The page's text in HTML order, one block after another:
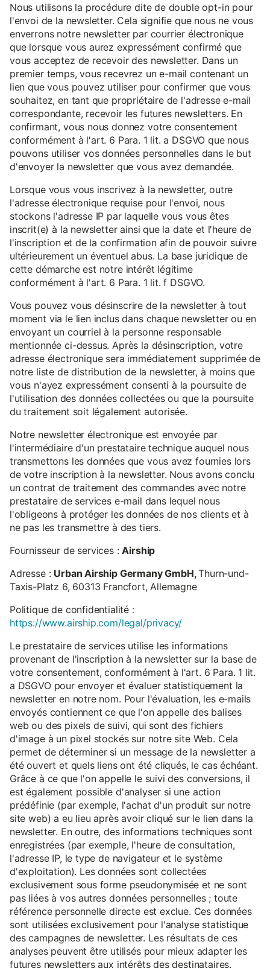
Nous utilisons la procédure dite de double opt-in pour
l'envoi de la newsletter. Cela signifie que nous ne vous
enverrons notre newsletter par courrier électronique
que lorsque vous aurez expressément confirmé que
vous acceptez de recevoir des newsletter. Dans un
premier temps, vous recevrez un e-mail contenant un
lien que vous pouvez utiliser pour confirmer que vous
souhaitez, en tant que propriétaire de l'adresse e-mail
correspondante, recevoir les futures newsletters. En
confirmant, vous nous donnez votre consentement
conformément à l'art. 6 Para. 1 lit. a DSGVO que nous
pouvons utiliser vos données personnelles dans le but
d'envoyer la newsletter que vous avez demandée.
Lorsque vous vous inscrivez à la newsletter, outre
l'adresse électronique requise pour l'envoi, nous
stockons l'adresse IP par laquelle vous vous êtes
inscrit(e) à la newsletter ainsi que la date et l'heure de
l'inscription et de la confirmation afin de pouvoir suivre
ultérieurement un éventuel abus. La base juridique de
cette démarche est notre intérêt légitime
conformément à l'art. 6 Para. 1 lit. f DSGVO.
Vous pouvez vous désinscrire de la newsletter à tout
moment via le lien inclus dans chaque newsletter ou en
envoyant un courriel à la personne responsable
mentionnée ci-dessus. Après la désinscription, votre
adresse électronique sera immédiatement supprimée de
notre liste de distribution de la newsletter, à moins que
vous n'ayez expressément consenti à la poursuite de
l'utilisation des données collectées ou que la poursuite
du traitement soit légalement autorisée.
Notre newsletter électronique est envoyée par
l'intermédiaire d'un prestataire technique auquel nous
transmettons les données que vous avez fournies lors
de votre inscription à la newsletter. Nous avons conclu
un contrat de traitement des commandes avec notre
prestataire de services e-mail dans lequel nous
l'obligeons à protéger les données de nos clients et à
ne pas les transmettre à des tiers.
Fournisseur de services :Airship
Adresse : Urban Airship Germany GmbH,Thurn-und-
Taxis-Platz 6, 60313 Francfort, Allemagne
Politique de confidentialité :
https://www.airship.com/legal/privacy/
Le prestataire de services utilise les informations
provenant de l'inscription à la newsletter sur la base de
votre consentement, conformément à l'art. 6 Para. 1 lit.
a DSGVO pour envoyer et évaluer statistiquement la
newsletter en notre nom. Pour l'évaluation, les e-mails
envoyés contiennent ce que l'on appelle des balises
web ou des pixels de suivi, qui sont des fichiers
d'image à un pixel stockés sur notre site Web. Cela
permet de déterminer si un message de la newsletter a
été ouvert et quels liens ont été cliqués, le cas échéant.
Grâce à ce que l'on appelle le suivi des conversions, il
est également possible d'analyser si une action
prédéfinie (par exemple, l'achat d'un produit sur notre
site web) a eu lieu après avoir cliqué sur le lien dans la
newsletter. En outre, des informations techniques sont
enregistrées (par exemple, l'heure de consultation,
l'adresse IP, le type de navigateur et le système
d'exploitation). Les données sont collectées
exclusivement sous forme pseudonymisée et ne sont
pas liées à vos autres données personnelles ; toute
référence personnelle directe est exclue. Ces données
sont utilisées exclusivement pour l'analyse statistique
des campagnes de newsletter. Les résultats de ces
analyses peuvent être utilisés pour mieux adapter les
futures newsletters aux intérêts des destinataires.